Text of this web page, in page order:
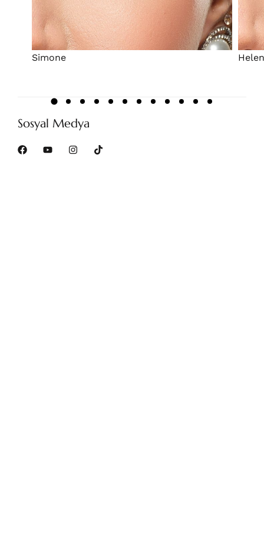
Simone Helen
Sosyal Medya